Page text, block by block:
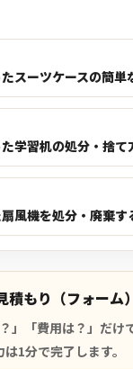
スーツケースの簡単
学習机の処分・捨て
風機を処分・廃棄
積もり（フォーム）
」「費用は？」だけ
は1分で完了します。